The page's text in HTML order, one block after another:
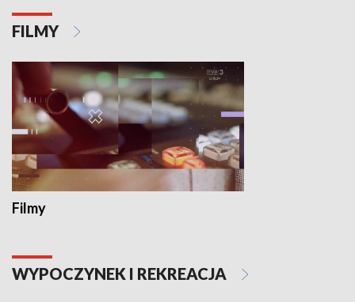
FILMY
Filmy
WYPOCZYNEK I REKREACJA